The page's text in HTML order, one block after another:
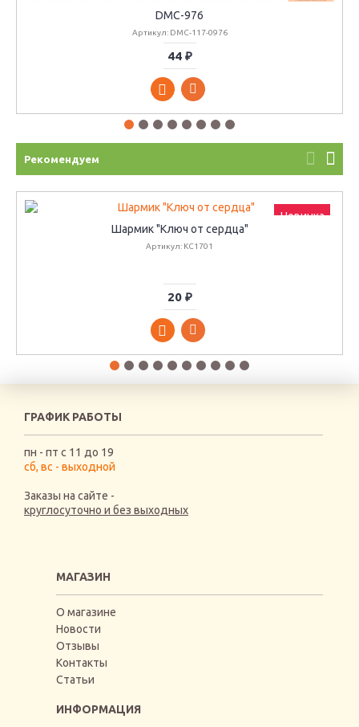
DMC-976
Артикул: DMC-117-0976
44 ₽
Рекомендуем
Новинка
Шармик "Ключ от сердца"
Артикул: КС1701
20 ₽
ГРАФИК РАБОТЫ
пн - пт с 11 до 19
сб, вс - выходной
Заказы на сайте -
круглосуточно и без выходных
МАГАЗИН
О магазине
Новости
Отзывы
Контакты
Статьи
ИНФОРМАЦИЯ